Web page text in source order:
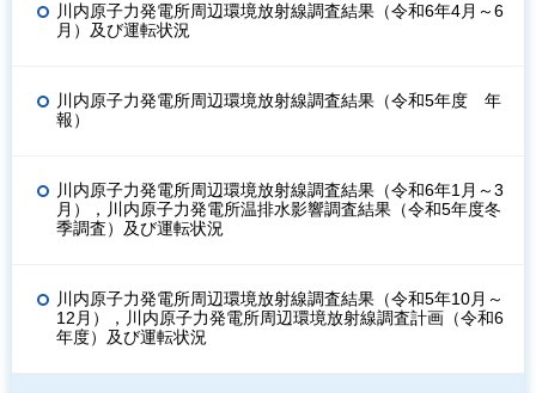
川内原子力発電所周辺環境放射線調査結果（令和6年4月～6
月）及び運転状況
川内原子力発電所周辺環境放射線調査結果（令和5年度 年
報）
川内原子力発電所周辺環境放射線調査結果（令和6年1月～3
月），川内原子力発電所温排水影響調査結果（令和5年度冬
季調査）及び運転状況
川内原子力発電所周辺環境放射線調査結果（令和5年10月～
12月），川内原子力発電所周辺環境放射線調査計画（令和6
年度）及び運転状況